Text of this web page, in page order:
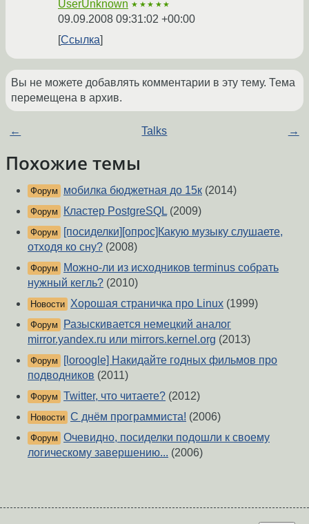
UserUnknown ★★★★★
09.09.2008 09:31:02 +00:00
Ссылка
Вы не можете добавлять комментарии в эту тему. Тема
перемещена в архив.
← Talks →
Похожие темы
Форум мобилка бюджетная до 15к (2014)
Форум Кластер PostgreSQL (2009)
Форум
[посиделки][опрос]Какую музыку слушаете,
отходя ко сну? (2008)
Форум
Можно-ли из исходников terminus собрать
нужный кегль? (2010)
Новости Хорошая страничка про Linux (1999)
Форум
Разыскивается немецкий аналог
mirror.yandex.ru или mirrors.kernel.org (2013)
Форум
[loroogle] Накидайте годных фильмов про
подводников (2011)
Форум Twitter, что читаете? (2012)
Новости С днём программиста! (2006)
Форум Очевидно, посиделки подошли к своему
логическому завершению... (2006)